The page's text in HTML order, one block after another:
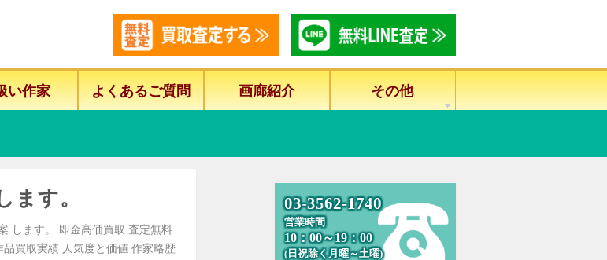
い作家 よくあるご質問 画廊紹介 その他
ます。
します。 即金高価買取 査定無料
買取実績 人気度と価値 作家略歴
03-3562-1740
営業時間
10：00～19：00
(日祝除く月曜～土曜)